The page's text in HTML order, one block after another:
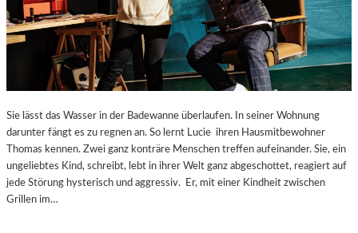
Sie lässt das Wasser in der Badewanne überlaufen. In seiner Wohnung
darunter fängt es zu regnen an. So lernt Lucie ihren Hausmitbewohner
Thomas kennen. Zwei ganz konträre Menschen treffen aufeinander. Sie, ein
ungeliebtes Kind, schreibt, lebt in ihrer Welt ganz abgeschottet, reagiert auf
jede Störung hysterisch und aggressiv. Er, mit einer Kindheit zwischen
Grillen im…